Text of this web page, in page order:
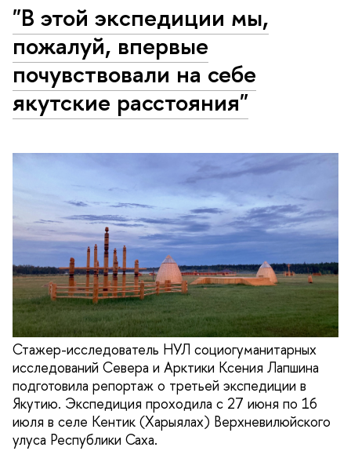
"В этой экспедиции мы,
пожалуй, впервые
почувствовали на себе
якутские расстояния"
Стажер-исследователь НУЛ социогуманитарных
исследований Севера и Арктики Ксения Лапшина
подготовила репортаж о третьей экспедиции в
Якутию. Экспедиция проходила с 27 июня по 16
июля в селе Кентик (Харыялах) Верхневилюйского
улуса Республики Саха.